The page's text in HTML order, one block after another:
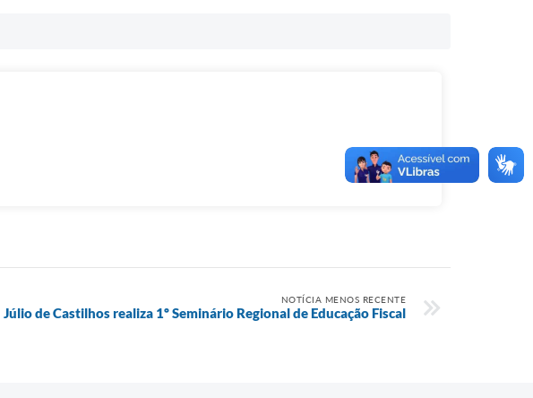
NOTÍCIA MENOS RECENTE
Júlio de Castilhos realiza 1º Seminário Regional de Educação Fiscal